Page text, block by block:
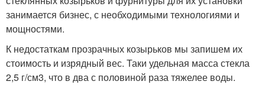
занимается бизнес, с необходимыми технологиями и
мощностями.
К недостаткам прозрачных козырьков мы запишем их
стоимость и изрядный вес. Таки удельная масса стекла
2,5 г/см3, что в два с половиной раза тяжелее воды.